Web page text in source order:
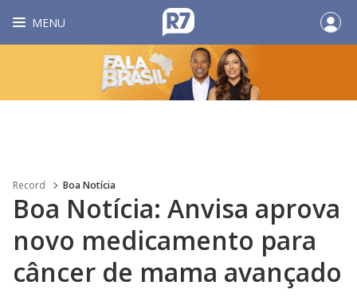
MENU
Record Boa Notícia
Boa Notícia: Anvisa aprova
novo medicamento para
câncer de mama avançado